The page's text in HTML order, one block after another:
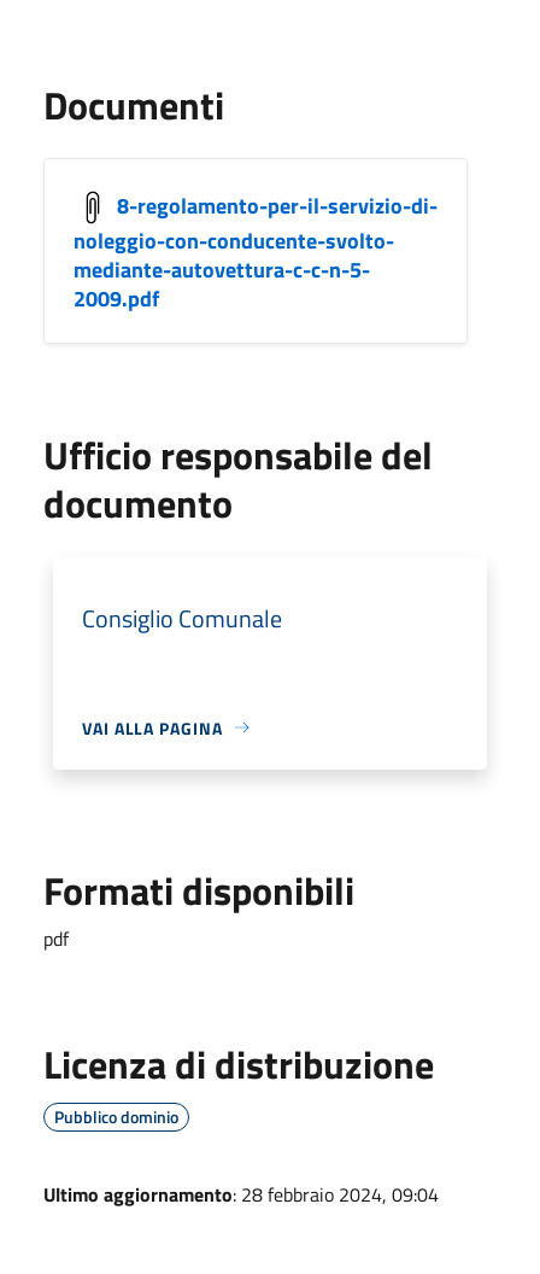
Documenti
8-regolamento-per-il-servizio-di-
noleggio-con-conducente-svolto-
mediante-autovettura-c-c-n-5-
2009.pdf
Ufficio responsabile del
documento
Consiglio Comunale
VAI ALLA PAGINA
Formati disponibili
pdf
Licenza di distribuzione
Pubblico dominio
Ultimo aggiornamento: 28 febbraio 2024, 09:04